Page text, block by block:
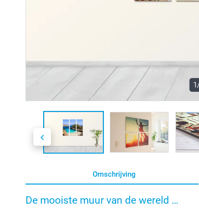
Omschrijving
De mooiste muur van de wereld …